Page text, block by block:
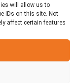
will allow us to
IDs on this site. Not
affect certain features